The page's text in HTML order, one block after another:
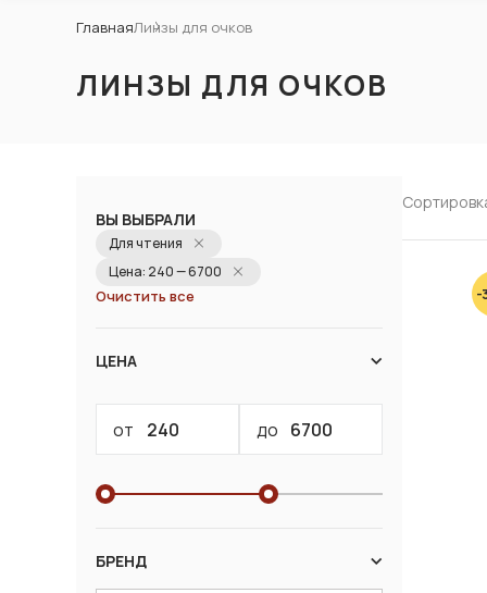
ГлавнаяЛинзы для очков
ЛИНЗЫ ДЛЯ ОЧКОВ
ВЫ ВЫБРАЛИ
Для чтения
Цена: 240 — 6700
Очистить все
ЦЕНА
от до
БРЕНД
-